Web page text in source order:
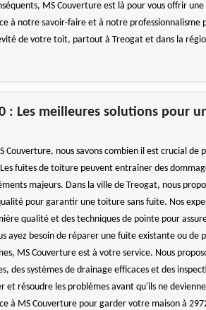
MS Couverture est là pour vous offrir
à notre savoir-faire et à notre
de votre toit, partout à Treogat et dans la
: Les meilleures solutions pour
Couverture, nous savons combien il est crucial de
fuites de toiture peuvent entraîner des
majeurs. Dans la ville de Treogat, nous
pour garantir une toiture sans fuite. Nos
qualité et des techniques de pointe pour
ayez besoin de réparer une fuite existante ou de
MS Couverture est à votre service. Nous
des systèmes de drainage efficaces et des
et résoudre les problèmes avant qu'ils ne
à MS Couverture pour garder votre maison à